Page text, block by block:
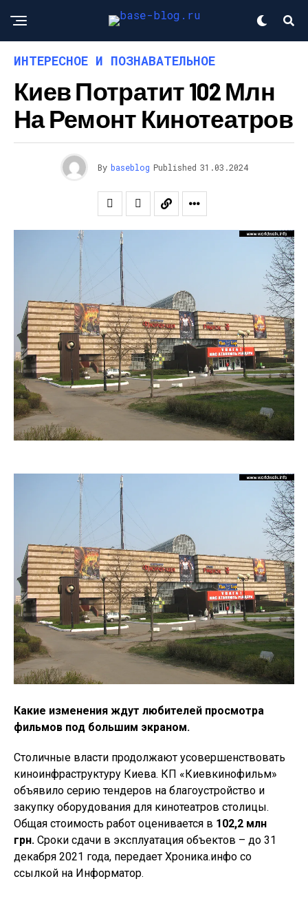
ИНТЕРЕСНОЕ И ПОЗНАВАТЕЛЬНОЕ
Киев Потратит 102 Млн
На Ремонт Кинотеатров
By baseblog Published 31.03.2024
Какие изменения ждут любителей просмотра
фильмов под большим экраном.
Столичные власти продолжают усовершенствовать
киноинфраструктуру Киева. КП «Киевкинофильм»
объявило серию тендеров на благоустройство и
закупку оборудования для кинотеатров столицы.
Общая стоимость работ оценивается в 102,2 млн
грн. Сроки сдачи в эксплуатация объектов – до 31
декабря 2021 года, передает Хроника.инфо со
ссылкой на Информатор.